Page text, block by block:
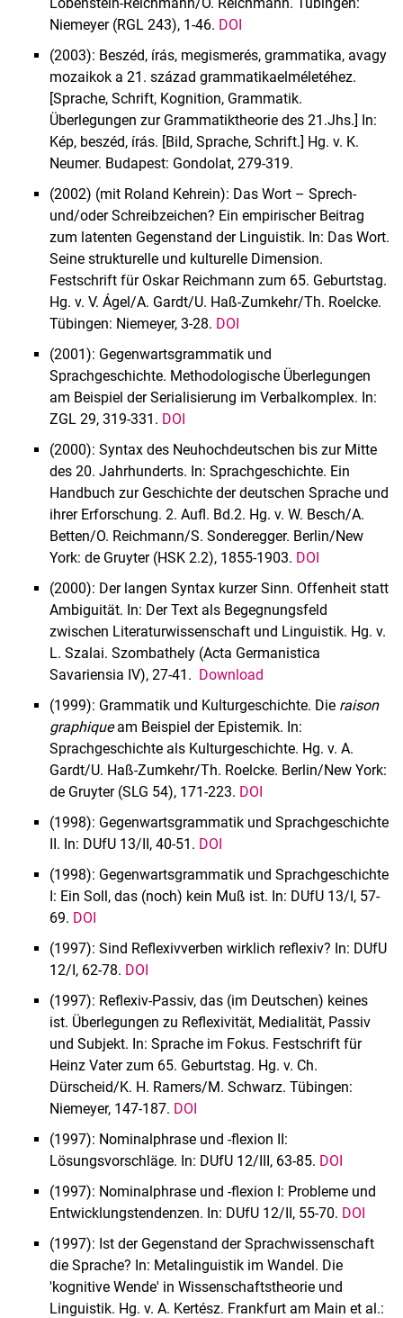
Niemeyer (RGL 243), 1-46. DOI
(2003): Beszéd, írás, megismerés, grammatika, avagy
mozaikok a 21. század grammatikaelméletéhez.
[Sprache, Schrift, Kognition, Grammatik.
Überlegungen zur Grammatiktheorie des 21.Jhs.] In:
Kép, beszéd, írás. [Bild, Sprache, Schrift.] Hg. v. K.
Neumer. Budapest: Gondolat, 279-319.
(2002) (mit Roland Kehrein): Das Wort – Sprech-
und/oder Schreibzeichen? Ein empirischer Beitrag
zum latenten Gegenstand der Linguistik. In: Das Wort.
Seine strukturelle und kulturelle Dimension.
Festschrift für Oskar Reichmann zum 65. Geburtstag.
Hg. v. V. Ágel/A. Gardt/U. Haß-Zumkehr/Th. Roelcke.
Tübingen: Niemeyer, 3-28. DOI
(2001): Gegenwartsgrammatik und
Sprachgeschichte. Methodologische Überlegungen
am Beispiel der Serialisierung im Verbalkomplex. In:
ZGL 29, 319-331. DOI
(2000): Syntax des Neuhochdeutschen bis zur Mitte
des 20. Jahrhunderts. In: Sprachgeschichte. Ein
Handbuch zur Ge­schichte der deutschen Sprache und
ihrer Erforschung. 2. Aufl. Bd.2. Hg. v. W. Besch/A.
Betten/O. Reichmann/S. Sonderegger. Berlin/New
York: de Gruyter (HSK 2.2), 1855-1903. DOI
(2000): Der langen Syntax kurzer Sinn. Offenheit statt
Ambiguität. In: Der Text als Begegnungsfeld
zwischen Literaturwissenschaft und Linguistik. Hg. v.
L. Szalai. Szombathely (Acta Germanistica
Savariensia IV), 27-41. Download
(1999): Grammatik und Kulturgeschichte. Die raison
graphiqueam Beispiel der Epistemik. In:
Sprachgeschichte als Kulturgeschichte. Hg. v. A.
Gardt/U. Haß-Zumkehr/Th. Roelcke. Berlin/New York:
de Gruyter (SLG 54), 171-223. DOI
(1998): Gegenwartsgrammatik und Sprachgeschichte
II. In: DUfU 13/II, 40-51. DOI
(1998): Gegenwartsgrammatik und Sprachgeschichte
I: Ein Soll, das (noch) kein Muß ist. In: DUfU 13/I, 57-
69. DOI
(1997): Sind Reflexivverben wirklich reflexiv? In: DUfU
12/I, 62-78. DOI
(1997): Reflexiv-Passiv, das (im Deutschen) keines
ist. Überlegungen zu Reflexivität, Me­dialität, Passiv
und Subjekt. In: Sprache im Fokus. Festschrift für
Heinz Vater zum 65. Ge­burtstag. Hg. v. Ch.
Dürscheid/K. H. Ramers/M. Schwarz. Tübingen:
Niemeyer, 147-187. DOI
(1997): Nominalphrase und -flexion II:
Lösungsvorschläge. In: DUfU 12/III, 63-85. DOI
(1997): Nominalphrase und -flexion I: Probleme und
Entwicklungstendenzen. In: DUfU 12/II, 55-70. DOI
(1997): Ist der Gegenstand der Sprachwissenschaft
die Sprache? In: Metalinguistik im Wan­del. Die
'kognitive Wende' in Wissenschaftstheorie und
Linguistik. Hg. v. A. Kertész. Frank­furt am Main et al.: